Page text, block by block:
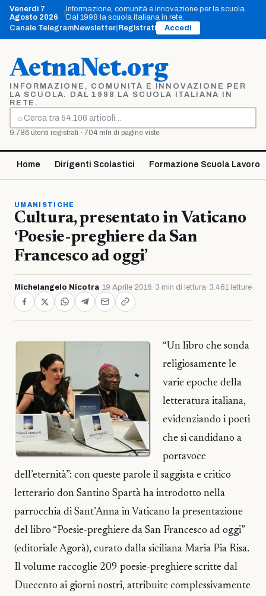
Vai
contenuto
Venerdì 7
Agosto 2026
Informazione, comunità e innovazione per la scuola.
Dal 1998 la scuola italiana in rete.
Canale TelegramNewsletter Registrati Accedi
AetnaNet.org
INFORMAZIONE, COMUNITÀ E INNOVAZIONE PER
LA SCUOLA. DAL 1998 LA SCUOLA ITALIANA IN
RETE.
⌕
Cerca
9.786 utenti registrati · 704 mln di pagine viste
Home Dirigenti Scolastici Formazione Scuola Lavoro
UMANISTICHE
Cultura, presentato in Vaticano
‘Poesie-preghiere da San
Francesco ad oggi’
Michelangelo Nicotra·19 Aprile 2016 · 3 min di lettura· 3.461 letture
“Un libro che sonda
religiosamente le
varie epoche della
letteratura italiana,
evidenziando i poeti
che si candidano a
portavoce
dell’eternità”: con queste parole il saggista e critico
letterario don Santino Spartà ha introdotto nella
parrocchia di Sant’Anna in Vaticano la presentazione
del libro “Poesie-preghiere da San Francesco ad oggi”
(editoriale Agorà), curato dalla siciliana Maria Pia Risa.
Il volume raccoglie 209 poesie-preghiere scritte dal
Duecento ai giorni nostri, attribuite complessivamente